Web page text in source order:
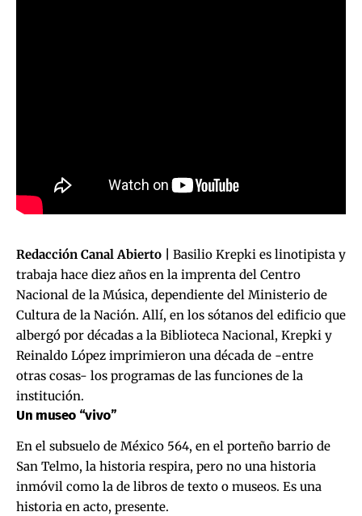
Redacción Canal Abierto |
Basilio Krepki es linotipista y
trabaja hace diez años en la imprenta del Centro
Nacional de la Música, dependiente del Ministerio de
Cultura de la Nación. Allí, en los sótanos del edificio que
albergó por décadas a la Biblioteca Nacional, Krepki y
Reinaldo López imprimieron una década de -entre
otras cosas- los programas de las funciones de la
institución.
Un museo “vivo”
En el subsuelo de México 564, en el porteño barrio de
San Telmo, la historia respira, pero no una historia
inmóvil como la de libros de texto o museos. Es una
historia en acto, presente.